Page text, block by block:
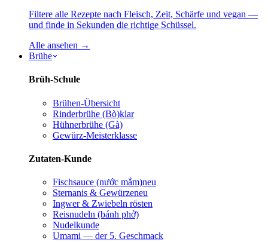
Filtere alle Rezepte nach Fleisch, Zeit, Schärfe und vegan —
und finde in Sekunden die richtige Schüssel.
Alle ansehen →
Brühe
Brüh-Schule
Brühen-Übersicht
Rinderbrühe (Bò)klar
Hühnerbrühe (Gà)
Gewürz-Meisterklasse
Zutaten-Kunde
Fischsauce (nước mắm)neu
Sternanis & Gewürzeneu
Ingwer & Zwiebeln rösten
Reisnudeln (bánh phở)
Nudelkunde
Umami — der 5. Geschmack